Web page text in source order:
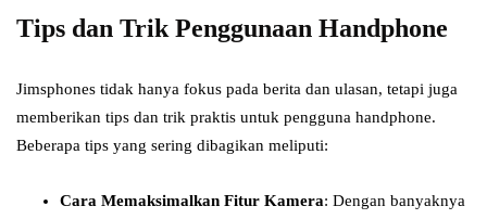
Tips dan Trik Penggunaan Handphone
Jimsphones tidak hanya fokus pada berita dan ulasan, tetapi juga
memberikan tips dan trik praktis untuk pengguna handphone.
Beberapa tips yang sering dibagikan meliputi:
Cara Memaksimalkan Fitur Kamera: Dengan banyaknya